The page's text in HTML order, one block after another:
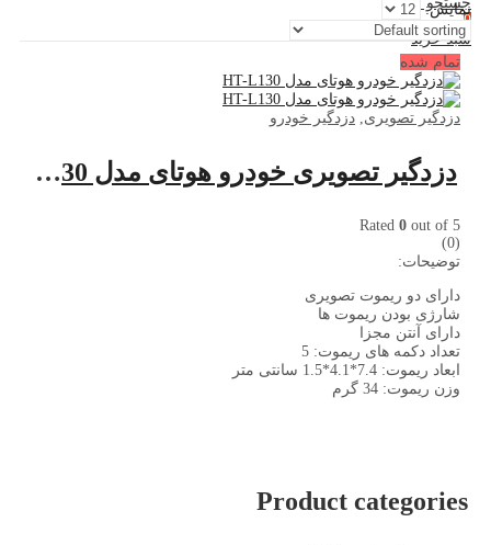
0
سبد خرید
نمایش:
تمام شده
دزدگیر تصویری دزدگیر خودرو
دزدگیر تصویری خودرو هوتای مدل HT-L130
Rated 0 out of 5
(0)
توضیحات:
دارای دو ریموت تصویری
شارژی بودن ریموت ها
دارای آنتن مجزا
تعداد دکمه های ریموت: 5
ابعاد ریموت: 7.4*4.1*1.5 سانتی متر
وزن ریموت: 34 گرم
Product categories